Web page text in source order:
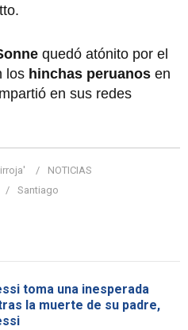
quedó atónito por el
los hinchas peruanos en
en sus redes
NOTICIAS
Santiago
toma una inesperada
la muerte de su padre,